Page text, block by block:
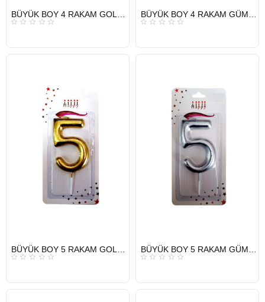
HIZLI
GÖNDERİ
HIZLI
GÖNDERİ
HIZLI
GÖNDERİ
HIZLI
GÖNDERİ